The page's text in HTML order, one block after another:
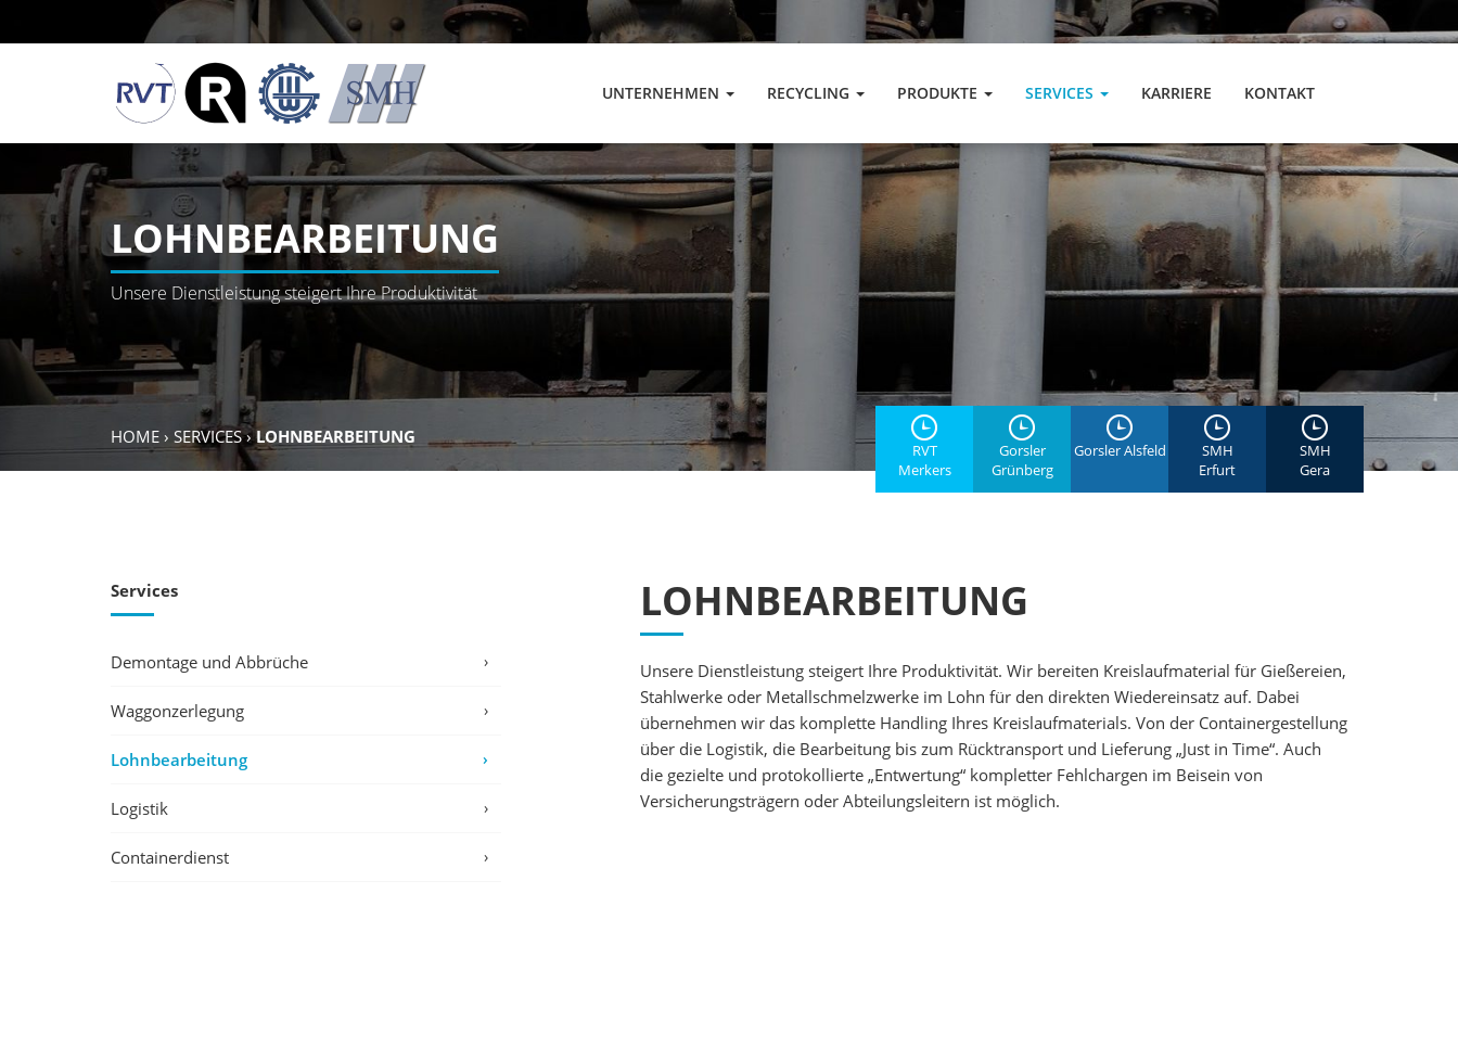
UNTERNEHMEN RECYCLING PRODUKTE SERVICES KARRIERE KONTAKT
LOHNBEARBEITUNG
Unsere Dienstleistung steigert Ihre Produktivität
HOME › SERVICES›LOHNBEARBEITUNG
RVT
Merkers
Gorsler
Grünberg
Gorsler Alsfeld
SMH
Erfurt
SMH
Gera
Services
Demontage und Abbrüche ›
Waggonzerlegung ›
Lohnbearbeitung ›
Logistik ›
Containerdienst ›
LOHNBEARBEITUNG
Unsere Dienstleistung steigert Ihre Produktivität. Wir bereiten Kreislaufmaterial für Gießereien,
Stahlwerke oder Metallschmelzwerke im Lohn für den direkten Wiedereinsatz auf. Dabei
übernehmen wir das komplette Handling Ihres Kreislaufmaterials. Von der Containergestellung
über die Logistik, die Bearbeitung bis zum Rücktransport und Lieferung „Just in Time“. Auch
die gezielte und protokollierte „Entwertung“ kompletter Fehlchargen im Beisein von
Versicherungsträgern oder Abteilungsleitern ist möglich.